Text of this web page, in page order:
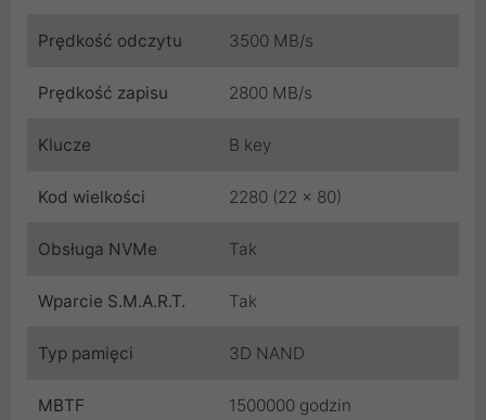
Prędkość odczytu 3500 MB/s
Prędkość zapisu 2800 MB/s
Klucze B key
Kod wielkości 2280 (22 x 80)
Obsługa NVMe Tak
Wparcie S.M.A.R.T. Tak
Typ pamięci 3D NAND
MBTF 1500000 godzin